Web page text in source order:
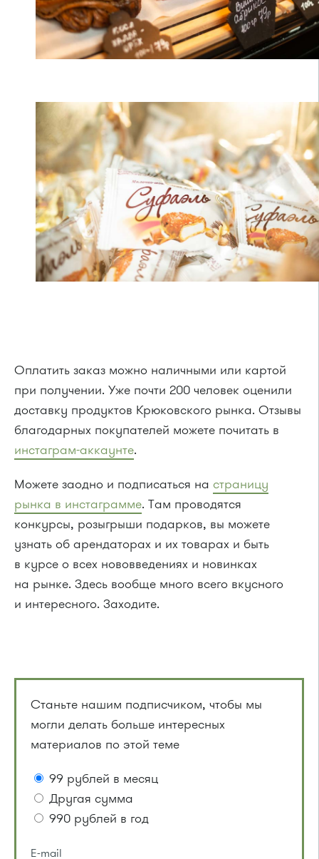
Оплатить заказ можно наличными или картой
при получении. Уже почти 200 человек оценили
доставку продуктов Крюковского рынка. Отзывы
благодарных покупателей можете почитать в
инстаграм-аккаунте.
Можете заодно и подписаться на страницу
рынка в инстаграмме. Там проводятся
конкурсы, розыгрыши подарков, вы можете
узнать об арендаторах и их товарах и быть
в курсе о всех нововведениях и новинках
на рынке. Здесь вообще много всего вкусного
и интересного. Заходите.
Станьте нашим подписчиком, чтобы мы
могли делать больше интересных
материалов по этой теме
99 рублей в месяц
Другая сумма
990 рублей в год
E-mail